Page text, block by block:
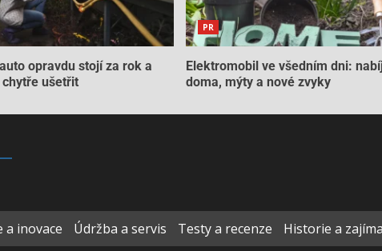
opravdu stojí za rok a
chytře ušetřit
PR
Elektromobil ve všedním dni:
doma, mýty a nové zvyky
a inovace Údržba a servis Testy a recenze Historie a